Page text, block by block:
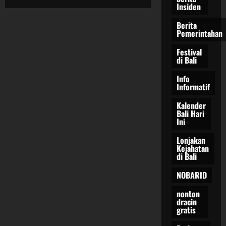
Insiden
Berita
Pemerintahan
Festival
di Bali
Info
Informatif
Kalender
Bali Hari
Ini
Lonjakan
Kejahatan
di Bali
NOBARID
nonton
dracin
gratis